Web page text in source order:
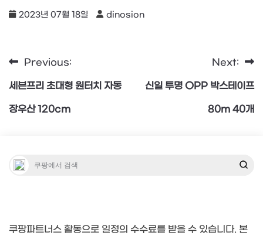
2023년 07월 18일 dinosion
글
탐
Previous:
세븐프리 초대형 원터치 자동
장우산 120cm
Next:
신일 투명 OPP 박스테이프
80m 40개
쿠팡파트너스 활동으로 일정의 수수료를 받을 수 있습니다. 본